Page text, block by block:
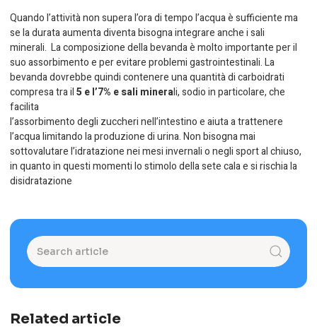
Quando l’attività non supera l’ora di tempo l’acqua è sufficiente ma
se la durata aumenta diventa bisogna integrare anche i sali
minerali. La composizione della bevanda è molto importante per il
suo assorbimento e per evitare problemi gastrointestinali. La
bevanda dovrebbe quindi contenere una quantità di carboidrati
compresa tra il5 e l’7% e sali minerali, sodio in particolare, che
facilita
l’assorbimento degli zuccheri nell’intestino e aiuta a trattenere
l’acqua limitando la produzione di urina. Non bisogna mai
sottovalutare l’idratazione nei mesi invernali o negli sport al chiuso,
in quanto in questi momenti lo stimolo della sete cala e si rischia la
disidratazione
Related article